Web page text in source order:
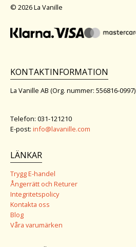
© 2026 La Vanille
KONTAKTINFORMATION
La Vanille AB (Org. nummer: 556816-0997)
Telefon: 031-121210
E-post: info@lavanille.com
LÄNKAR
Trygg E-handel
Ångerrätt och Returer
Integritetspolicy
Kontakta oss
Blog
Våra varumärken